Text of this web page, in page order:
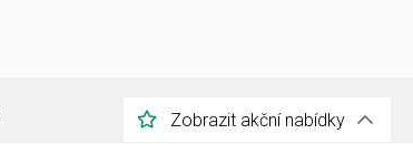
Zobrazit akční nabídky